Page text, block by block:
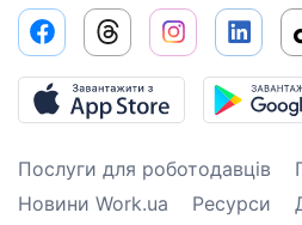
Послуги для роботодавців
Новини Work.ua
Ресурси